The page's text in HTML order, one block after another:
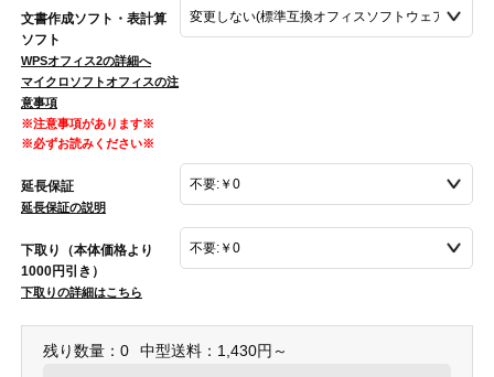
文書作成ソフト・表計算
ソフト
WPSオフィス2の詳細へ
マイクロソフトオフィスの注
意事項
※注意事項があります※
※必ずお読みください※
延長保証
延長保証の説明
下取り（本体価格より
1000円引き）
下取りの詳細はこちら
残り数量：0 中型送料：1,430円～